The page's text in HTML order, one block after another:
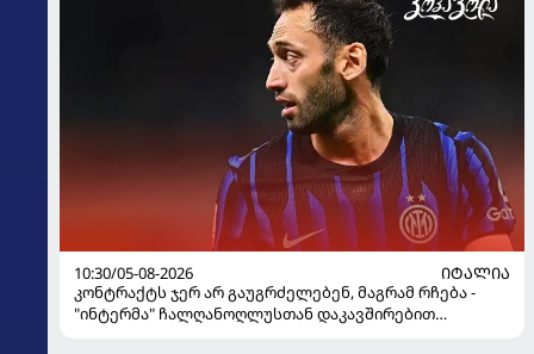
10:30/05-08-2026
ᲘᲢᲐᲚᲘᲐ
კონტრაქტს ჯერ არ გაუგრძელებენ, მაგრამ რჩება -
"ინტერმა" ჩალღანოღლუსთან დაკავშირებით